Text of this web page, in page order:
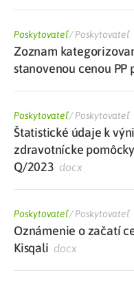
Poskytovateľ/Poskytovateľ
Zoznam
stanovenou cenou PP
Poskytovateľ/Poskytovateľ
Štatistické údaje k
zdravotnícke
Q/2023 docx
Poskytovateľ/Poskytovateľ
Oznámenie o začatí
Kisqali docx